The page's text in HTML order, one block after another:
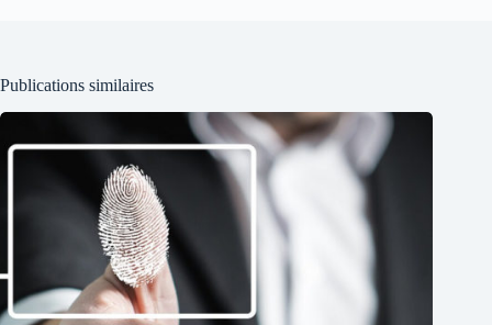
Publications similaires